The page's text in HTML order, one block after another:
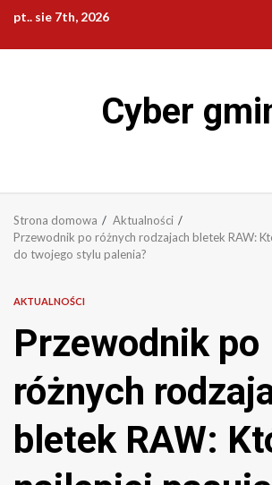
Przejdź
treści
pt.. sie 7th, 2026
Cyber
Strona domowa
Aktualności
Przewodnik po różnych rodzajach bletek RAW:
do twojego stylu palenia?
AKTUALNOŚCI
Przewodnik po
różnych
bletek RAW: